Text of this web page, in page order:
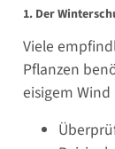
1. Der
Viele
Pflanzen
eisigem